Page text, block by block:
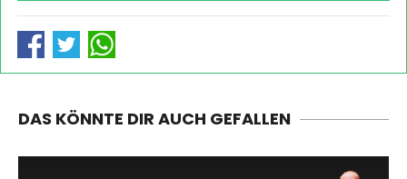
DAS KÖNNTE DIR AUCH GEFALLEN